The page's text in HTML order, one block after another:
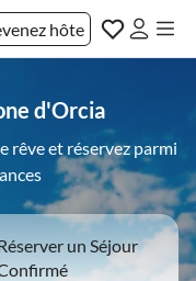
hôte
d'Orcia
rêve et réservez parmi
un Séjour